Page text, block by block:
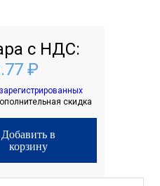
с НДС:
₽
зарегистрированных
скидка
Добавить в
корзину